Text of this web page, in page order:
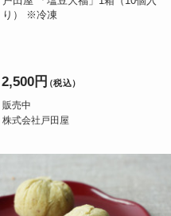
り） ※冷凍
2,500円（税込）
販売中
株式会社戸田屋